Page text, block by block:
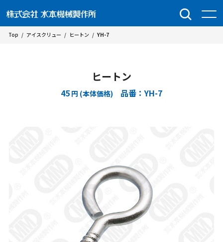
Top / アイスクリュー / ヒートン / YH-7
ヒートン
45 円 (本体価格) 品番：YH-7